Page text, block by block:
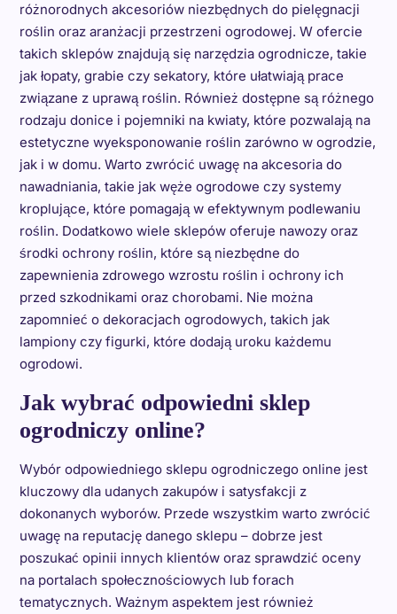
różnorodnych akcesoriów niezbędnych do pielęgnacji
roślin oraz aranżacji przestrzeni ogrodowej. W ofercie
takich sklepów znajdują się narzędzia ogrodnicze, takie
jak łopaty, grabie czy sekatory, które ułatwiają prace
związane z uprawą roślin. Również dostępne są różnego
rodzaju donice i pojemniki na kwiaty, które pozwalają na
estetyczne wyeksponowanie roślin zarówno w ogrodzie,
jak i w domu. Warto zwrócić uwagę na akcesoria do
nawadniania, takie jak węże ogrodowe czy systemy
kroplujące, które pomagają w efektywnym podlewaniu
roślin. Dodatkowo wiele sklepów oferuje nawozy oraz
środki ochrony roślin, które są niezbędne do
zapewnienia zdrowego wzrostu roślin i ochrony ich
przed szkodnikami oraz chorobami. Nie można
zapomnieć o dekoracjach ogrodowych, takich jak
lampiony czy figurki, które dodają uroku każdemu
ogrodowi.
Jak wybrać odpowiedni sklep
ogrodniczy online?
Wybór odpowiedniego sklepu ogrodniczego online jest
kluczowy dla udanych zakupów i satysfakcji z
dokonanych wyborów. Przede wszystkim warto zwrócić
uwagę na reputację danego sklepu – dobrze jest
poszukać opinii innych klientów oraz sprawdzić oceny
na portalach społecznościowych lub forach
tematycznych. Ważnym aspektem jest również